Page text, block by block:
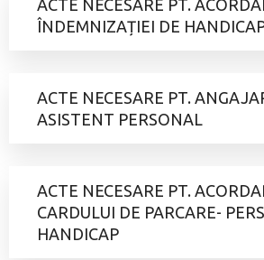
ACTE NECESARE PT.
ÎNDEMNIZAȚIEI DE
ACTE NECESARE PT.
ASISTENT PERSONAL
ACTE NECESARE PT.
CARDULUI DE PARCARE-
HANDICAP